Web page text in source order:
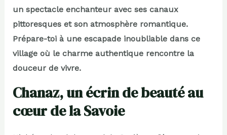
un spectacle enchanteur avec ses canaux
pittoresques et son atmosphère romantique.
Prépare-toi à une escapade inoubliable dans ce
village où le charme authentique rencontre la
douceur de vivre.
Chanaz, un écrin de beauté au
cœur de la Savoie